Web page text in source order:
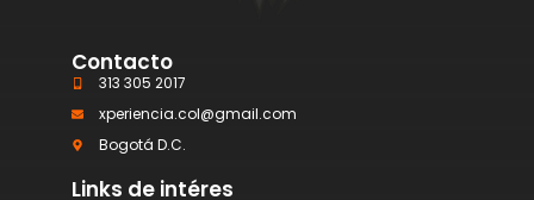
Contacto
313 305 2017
xperiencia.col@gmail.com
Bogotá D.C.
Links de intéres